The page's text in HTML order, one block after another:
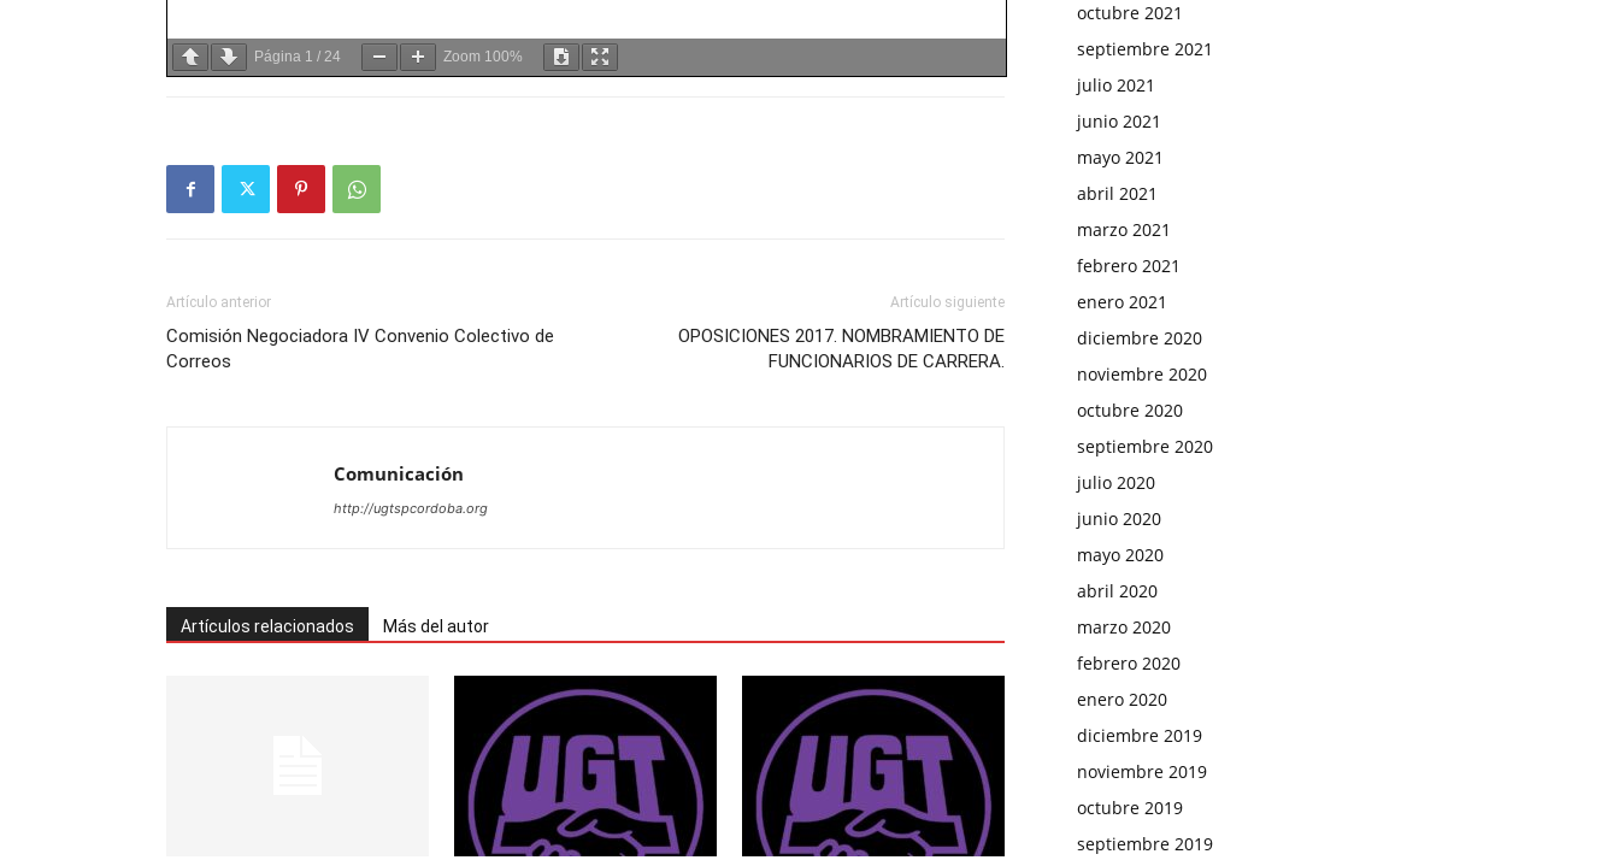
Página 1 / 24 Zoom 100%
Artículo anterior
Comisión Negociadora IV Convenio Colectivo de
Correos
Artículo siguiente
OPOSICIONES 2017. NOMBRAMIENTO DE
FUNCIONARIOS DE CARRERA.
Comunicación
http://ugtspcordoba.org
Artículos relacionados Más del autor
octubre 2021
septiembre 2021
julio 2021
junio 2021
mayo 2021
abril 2021
marzo 2021
febrero 2021
enero 2021
diciembre 2020
noviembre 2020
octubre 2020
septiembre 2020
julio 2020
junio 2020
mayo 2020
abril 2020
marzo 2020
febrero 2020
enero 2020
diciembre 2019
noviembre 2019
octubre 2019
septiembre 2019